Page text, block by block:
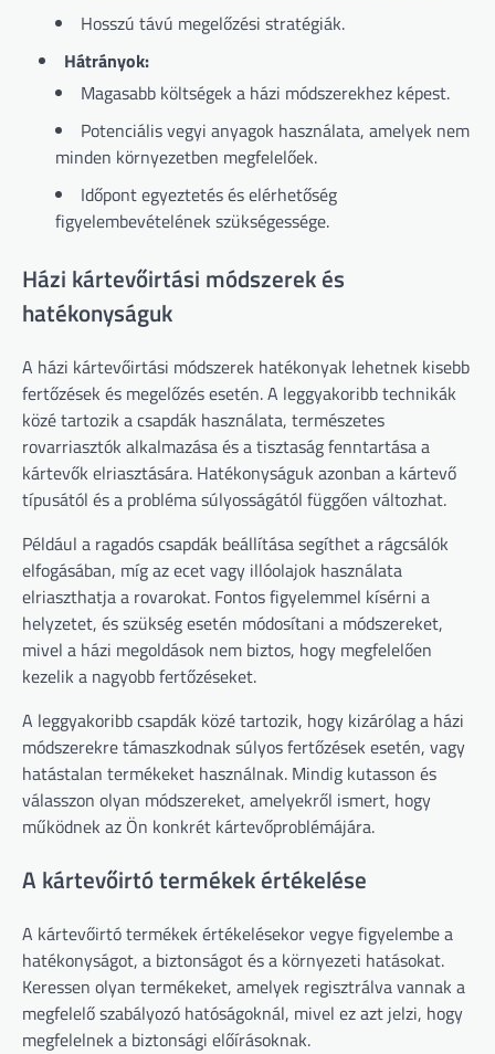
Hosszú távú megelőzési stratégiák.
Hátrányok:
Magasabb költségek a házi módszerekhez képest.
Potenciális vegyi anyagok használata, amelyek nem
minden környezetben megfelelőek.
Időpont egyeztetés és elérhetőség
figyelembevételének szükségessége.
Házi kártevőirtási módszerek és
hatékonyságuk
A házi kártevőirtási módszerek hatékonyak lehetnek kisebb
fertőzések és megelőzés esetén. A leggyakoribb technikák
közé tartozik a csapdák használata, természetes
rovarriasztók alkalmazása és a tisztaság fenntartása a
kártevők elriasztására. Hatékonyságuk azonban a kártevő
típusától és a probléma súlyosságától függően változhat.
Például a ragadós csapdák beállítása segíthet a rágcsálók
elfogásában, míg az ecet vagy illóolajok használata
elriaszthatja a rovarokat. Fontos figyelemmel kísérni a
helyzetet, és szükség esetén módosítani a módszereket,
mivel a házi megoldások nem biztos, hogy megfelelően
kezelik a nagyobb fertőzéseket.
A leggyakoribb csapdák közé tartozik, hogy kizárólag a házi
módszerekre támaszkodnak súlyos fertőzések esetén, vagy
hatástalan termékeket használnak. Mindig kutasson és
válasszon olyan módszereket, amelyekről ismert, hogy
működnek az Ön konkrét kártevőproblémájára.
A kártevőirtó termékek értékelése
A kártevőirtó termékek értékelésekor vegye figyelembe a
hatékonyságot, a biztonságot és a környezeti hatásokat.
Keressen olyan termékeket, amelyek regisztrálva vannak a
megfelelő szabályozó hatóságoknál, mivel ez azt jelzi, hogy
megfelelnek a biztonsági előírásoknak.